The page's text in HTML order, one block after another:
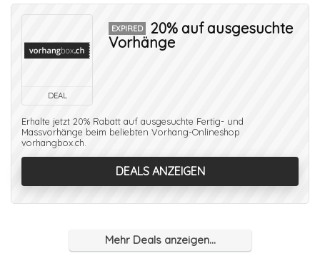
DEAL
EXPIRED
20% auf ausgesuchte
Vorhänge
Erhalte jetzt 20% Rabatt auf ausgesuchte Fertig- und
Massvorhänge beim beliebten Vorhang-Onlineshop
vorhangbox.ch.
DEALS ANZEIGEN
Mehr Deals anzeigen...